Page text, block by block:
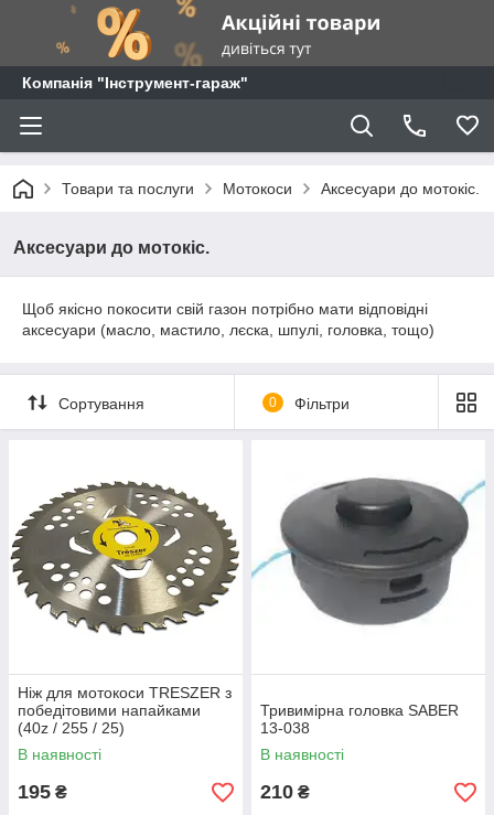
Компанія "Інструмент-гараж"
Товари та послуги Мотокоси Аксесуари до мотокіс.
Аксесуари до мотокіс.
Щоб якісно покосити свій газон потрібно мати відповідні
аксесуари (масло, мастило, лєска, шпулі, головка, тощо)
Сортування 0 Фільтри
Ніж для мотокоси TRESZER з
победітовими напайками
(40z / 255 / 25)
В наявності
195 ₴
Тривимірна головка SABER
13-038
В наявності
210 ₴